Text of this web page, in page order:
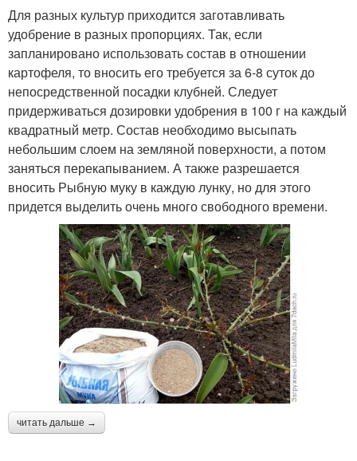
Для разных культур приходится заготавливать
удобрение в разных пропорциях. Так, если
запланировано использовать состав в отношении
картофеля, то вносить его требуется за 6-8 суток до
непосредственной посадки клубней. Следует
придерживаться дозировки удобрения в 100 г на каждый
квадратный метр. Состав необходимо высыпать
небольшим слоем на земляной поверхности, а потом
заняться перекапыванием. А также разрешается
вносить Рыбную муку в каждую лунку, но для этого
придется выделить очень много свободного времени.
читать дальше →